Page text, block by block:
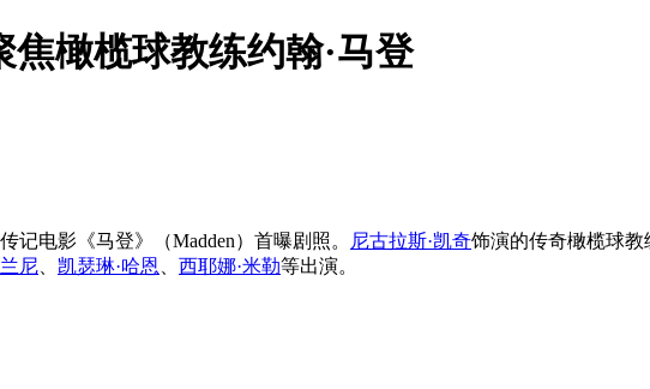
橄榄球教练约翰·马登
记电影《马登》（Madden）首曝剧照。 尼古拉斯·凯奇饰演的传奇橄榄球教
尼 凯瑟琳·哈恩 西耶娜·米勒等出演。